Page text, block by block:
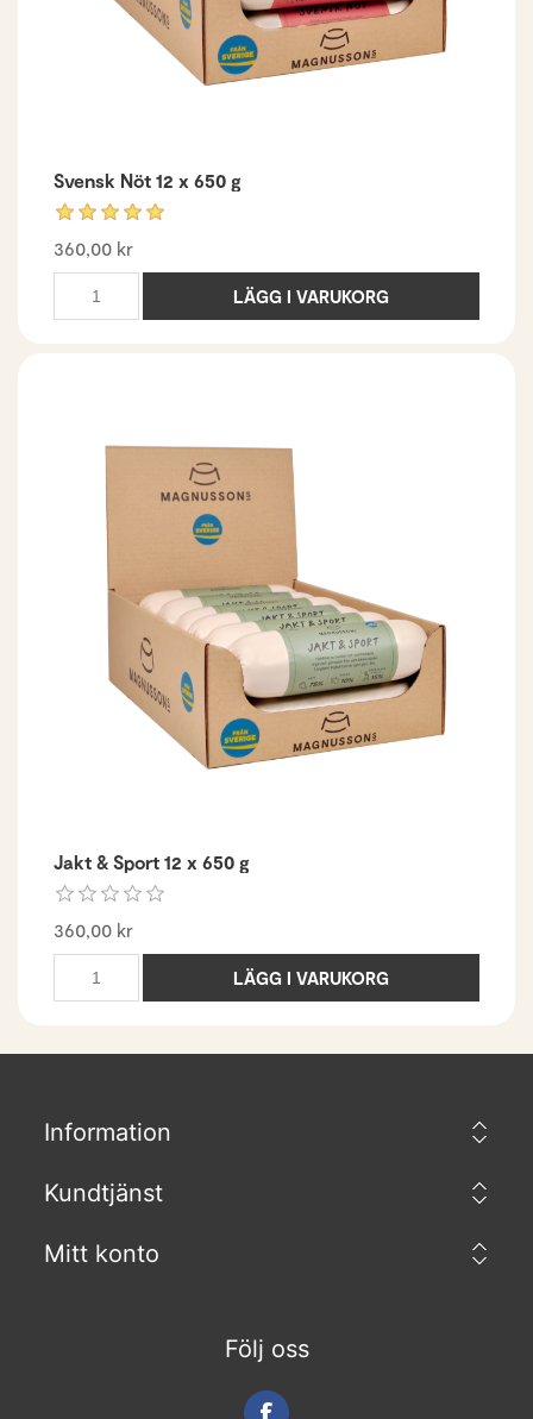
Svensk Nöt 12 x 650 g
360,00 kr
LÄGG I VARUKORG
Jakt & Sport 12 x 650 g
360,00 kr
LÄGG I VARUKORG
Information
Kundtjänst
Mitt konto
Följ oss